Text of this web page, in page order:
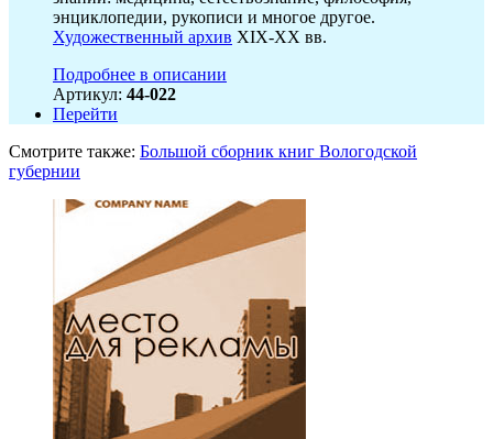
энциклопедии, рукописи и многое другое.
Художественный архив XIX-XX вв.
Подробнее в описании
Артикул: 44-022
Перейти
Смотрите также: Большой сборник книг Вологодской
губернии